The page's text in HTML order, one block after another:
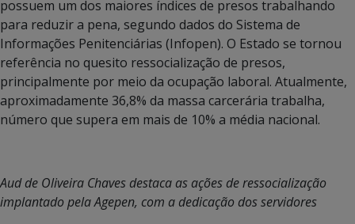
possuem um dos maiores índices de presos trabalhando
para reduzir a pena, segundo dados do Sistema de
Informações Penitenciárias (Infopen). O Estado se tornou
referência no quesito ressocialização de presos,
principalmente por meio da ocupação laboral. Atualmente,
aproximadamente 36,8% da massa carcerária trabalha,
número que supera em mais de 10% a média nacional.
Aud de Oliveira Chaves destaca as ações de ressocialização
implantado pela Agepen, com a dedicação dos servidores